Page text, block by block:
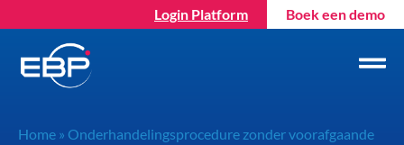
Login Platform Boek een demo
Home » Onderhandelingsprocedure zonder voorafgaande